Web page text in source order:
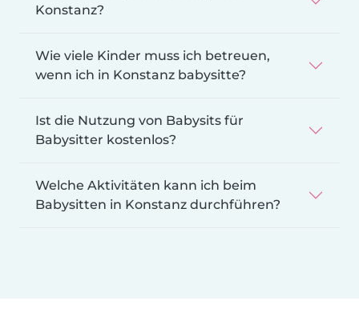
Konstanz?
Wie viele Kinder muss ich betreuen,
wenn ich in Konstanz babysitte?
Ist die Nutzung von Babysits für
Babysitter kostenlos?
Welche Aktivitäten kann ich beim
Babysitten in Konstanz durchführen?